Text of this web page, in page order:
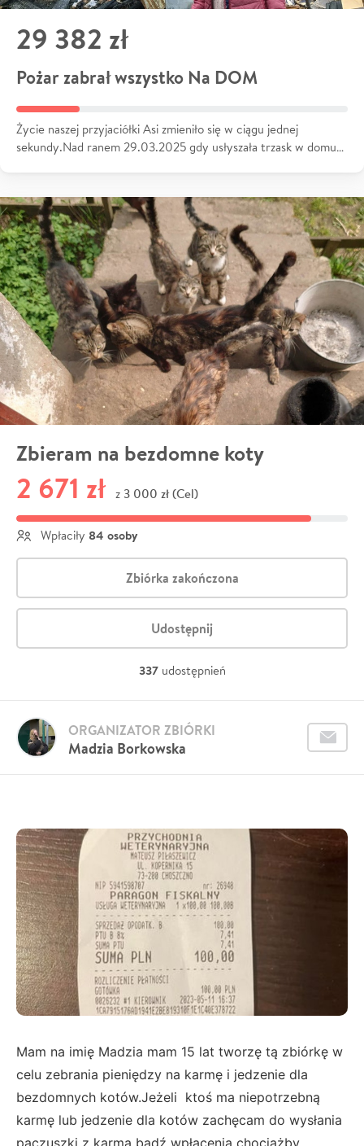
29 382 zł
Pożar zabrał wszystko Na DOM
Życie naszej przyjaciółki Asi zmieniło się w ciągu jednej
sekundy.Nad ranem 29.03.2025 gdy usłyszała trzask w domu…
Zbieram na bezdomne koty
2 671 zł z 3 000 zł (Cel)
Wpłaciły 84 osoby
Zbiórka zakończona
Udostępnij
337 udostępnień
Madzia Borkowska
ORGANIZATOR ZBIÓRKI
Mam na imię Madzia mam 15 lat tworzę tą zbiórkę w
celu zebrania pieniędzy na karmę i jedzenie dla
bezdomnych kotów.Jeżeli ktoś ma niepotrzebną
karmę lub jedzenie dla kotów zachęcam do wysłania